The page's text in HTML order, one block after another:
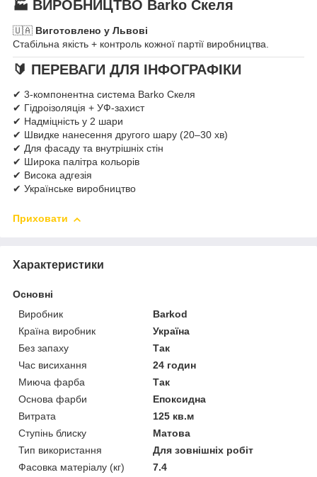
🏭 ВИРОБНИЦТВО Barko Скеля
🇺🇦 Виготовлено у Львові
Стабільна якість + контроль кожної партії виробництва.
🔰 ПЕРЕВАГИ ДЛЯ ІНФОГРАФІКИ
✔ 3-компонентна система Barko Скеля
✔ Гідроізоляція + УФ-захист
✔ Надміцність у 2 шари
✔ Швидке нанесення другого шару (20–30 хв)
✔ Для фасаду та внутрішніх стін
✔ Широка палітра кольорів
✔ Висока адгезія
✔ Українське виробництво
Приховати
Характеристики
Основні
Виробник
Barkod
Країна виробник
Україна
Без запаху
Так
Час висихання
24 годин
Миюча фарба
Так
Основа фарби
Епоксидна
Витрата
125 кв.м
Ступінь блиску
Матова
Тип використання
Для зовнішніх робіт
Фасовка матеріалу (кг)
7.4